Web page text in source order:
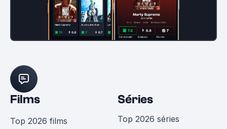
Films
Top 2026 films
Séries
Top 2026 séries